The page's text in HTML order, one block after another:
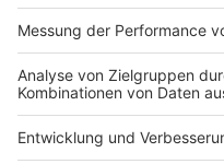
Impressum
Nutzungsbedingungen
Jobs
Presse